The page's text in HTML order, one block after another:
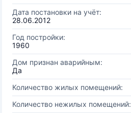
Дата постановки на учёт:
28.06.2012
Год постройки:
1960
Дом признан аварийным:
Да
Количество жилых помещений:
Количество нежилых помещений: